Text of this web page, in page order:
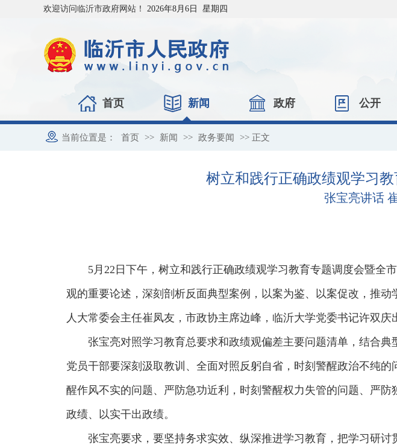
欢迎访问临沂市政府网站！ 2026年8月6日 星期四
首页 新闻 政府 公开
当前位置是： 首页 >> 新闻 >> 政务要闻 >> 正文
树立和践行正确政绩观学习
张宝亮讲话
5月22日下午，树立和践行正确政绩观学习教育专题调度会暨全
观的重要论述，深刻剖析反面典型案例，以案为鉴、以案促改，推
人大常委会主任崔凤友，市政协主席边峰，临沂大学党委书记许双庆
张宝亮对照学习教育总要求和政绩观偏差主要问题清单，结合
党员干部要深刻汲取教训、全面对照反躬自省，时刻警醒政治不纯
醒作风不实的问题、严防急功近利，时刻警醒权力失管的问题、严
政绩、以实干出政绩。
张宝亮要求，要坚持务求实效、纵深推进学习教育，把学习研